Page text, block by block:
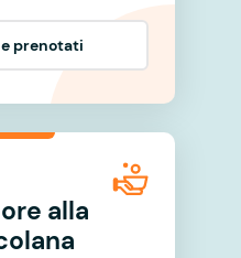
prenotati
alla